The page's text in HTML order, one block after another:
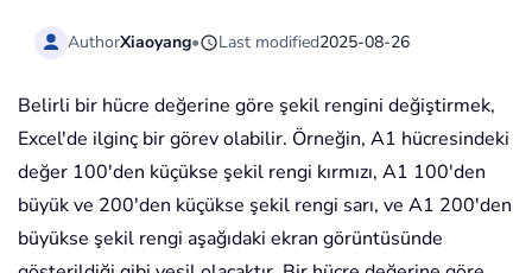
AuthorXiaoyang• Last modified2025-08-26
Belirli bir hücre değerine göre şekil rengini değiştirmek,
Excel'de ilginç bir görev olabilir. Örneğin, A1 hücresindeki
değer 100'den küçükse şekil rengi kırmızı, A1 100'den
büyük ve 200'den küçükse şekil rengi sarı, ve A1 200'den
büyükse şekil rengi aşağıdaki ekran görüntüsünde